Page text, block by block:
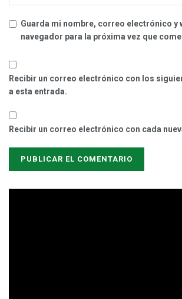
Guarda mi nombre, correo electrónico y
navegador para la próxima vez que
Recibir un correo electrónico con los
a esta entrada.
Recibir un correo electrónico con cada